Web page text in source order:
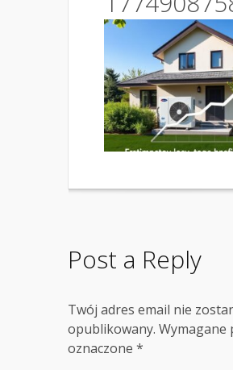
Post a Reply
Twój adres email nie
opublikowany. Wymagane
oznaczone *